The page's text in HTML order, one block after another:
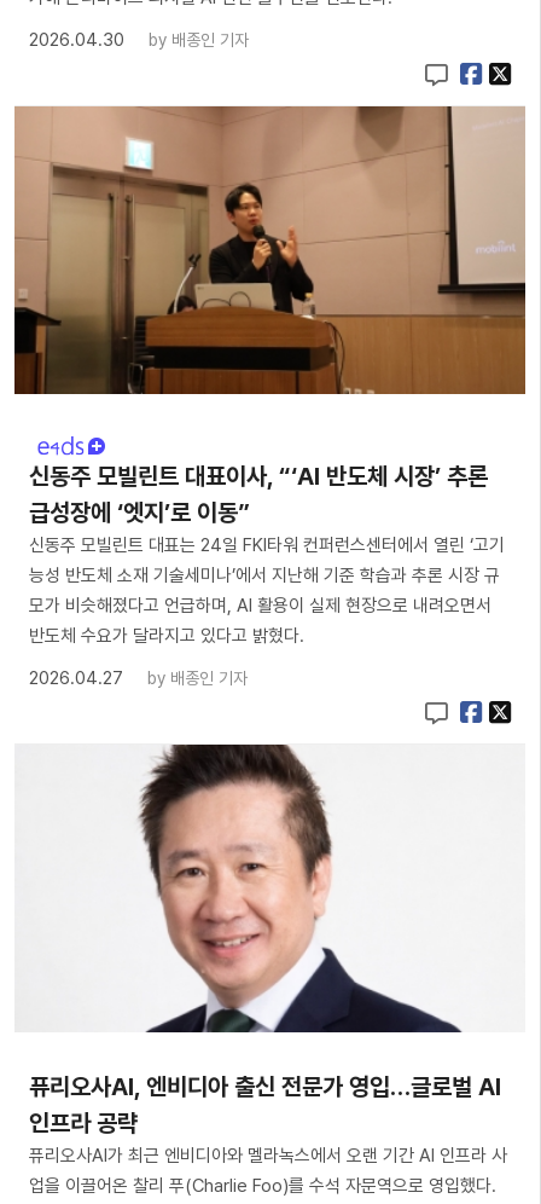
2026.04.30
by 배종인 기자
신동주 모빌린트 대표이사, “‘AI 반도체 시장’ 추론
급성장에 ‘엣지’로 이동”
신동주 모빌린트 대표는 24일 FKI타워 컨퍼런스센터에서 열린 ‘고기
능성 반도체 소재 기술세미나’에서 지난해 기준 학습과 추론 시장 규
모가 비슷해졌다고 언급하며, AI 활용이 실제 현장으로 내려오면서
반도체 수요가 달라지고 있다고 밝혔다.
2026.04.27
by 배종인 기자
퓨리오사AI, 엔비디아 출신 전문가 영입…글로벌 AI
인프라 공략
퓨리오사AI가 최근 엔비디아와 멜라녹스에서 오랜 기간 AI 인프라 사
업을 이끌어온 찰리 푸(Charlie Foo)를 수석 자문역으로 영입했다.